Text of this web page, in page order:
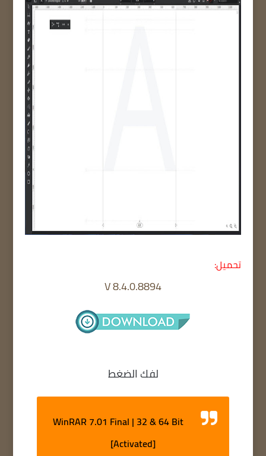
تحميل:
V 8.4.0.8894
لفك الضغط
WinRAR 7.01 Final | 32 & 64 Bit
[Activated]